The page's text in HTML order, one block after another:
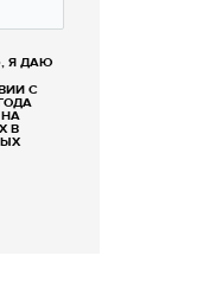
Я ДАЮ
С
В